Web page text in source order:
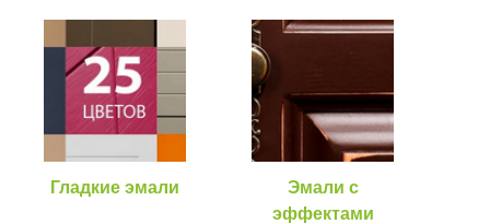
Гладкие эмали
Эмали с
эффектами